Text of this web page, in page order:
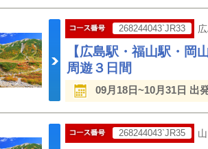
268244043`JR33
【広島駅・福山駅・岡
周遊３日間
09月18日~10月31日 出
268244043`JR35